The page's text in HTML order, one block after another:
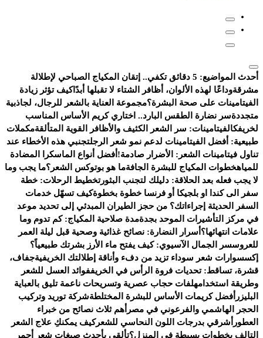
أحدث المواضيع:
5 دقائق تكفي.. إتقان المكياج الصباحي لإطلالة
مشرقةوداعًا لهذه الألوان، أظافر الشتاء لا تقبلها أبدًاكيف تؤثر زيادة
الفيتامينات على صحة البشرة؟مجموعة العناية بالشعر للرجال، لجاذبية
متجددةسر نضارة الطقس البارد.. اختاري كريم الأساس المناسب
لخريفكالفيتامينات: سر الشعر الكثيف والأظافر القوية المتألقةمكملات
طبيعية: أفضل الفيتامينات لدعم نمو شعر الرجلتجنبي هذه الأخطاء عند
تناول فيتامينات الشعر: الأضرار صادمة! أفضل أنواع الماسكرا المضادة
للمياهخطوات المكياج للبشرة الجافةما هو بوتوكس الشعر؟ما يجب وما
لا يجب فعله بعد الحلاقة: دليلك لتجنب البثورتخطيط الرحلات: خطة
سفر الى كندا او بلجيكا أو فرنسا خطوة بخطوةكيف تسهّل خدمات
السفر الحديثة إجراءاتك؟ من حجز الطيران المبدئي إلى تحديد موعد
في مركز التأشيرات الموحد بجدةمدة صلاحية المكياج: كم تدوم وما
علامات انتهائها؟ أسرار النضارة: نصائح غذائية وصحية قبل ليلة العمر
للعروسسر الجمال الآسيوي: كيف يفتح ماء الأرز بشرتك طبيعياً؟
إكسسوارات شعر سوداء تزيد من دفء وأناقة إطلالتك الخريفيةجفاف،
قشرة، تساقط: تحديات فروة الرأس في الخريففوائد العسل للشعر
وطريقة استخدامهلفات حجاب عصرية وتسريحات ناعمة تليق بالعباية
البليزر أفضل كريمات الأساس للبشرة المختلطةشركة توريد وتركيب
الحجر الهاشمي والفرعوني في مصر أهم ثلاث نصائح من خبراء
العطور أشرقي بدرجات اللون النحاسي للشعركيف يمكنكِ علاج الشعر
التالف بخطوات بسيطة في المنزل؟تألقي بأحدث صبغات شعر أحمر